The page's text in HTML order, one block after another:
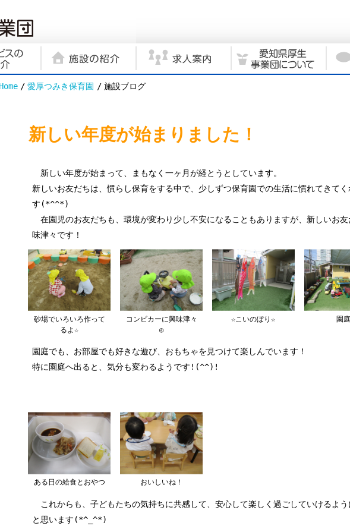
Home 愛厚つみき保育園 施設ブログ
新しい年度が始まりました！
新しい年度が始まって、まもなく一ヶ月が経とうとしています。
新しいお友だちは、慣らし保育をする中で、少しずつ保育園での生活に慣れてきてく
す(*^^*)
在園児のお友だちも、環境が変わり少し不安になることもありますが、新しいお
味津々です！
砂場でいろいろ作って
るよ☆
コンビカーに興味津々
◎
☆こいのぼり☆ 園
園庭でも、お部屋でも好きな遊び、おもちゃを見つけて楽しんでいます！
特に園庭へ出ると、気分も変わるようです!(^^)!
ある日の給食とおやつ おいしいね！
これからも、子どもたちの気持ちに共感して、安心して楽しく過ごしていけるよ
と思います(*^_^*)